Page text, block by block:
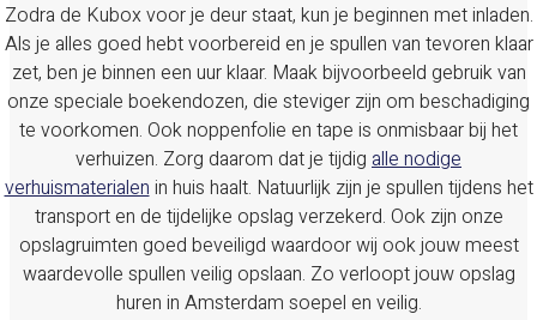
Zodra de Kubox voor je deur staat, kun je beginnen met inladen.
Als je alles goed hebt voorbereid en je spullen van tevoren klaar
zet, ben je binnen een uur klaar. Maak bijvoorbeeld gebruik van
onze speciale boekendozen, die steviger zijn om beschadiging
te voorkomen. Ook noppenfolie en tape is onmisbaar bij het
verhuizen. Zorg daarom dat je tijdig alle nodige
verhuismaterialenin huis haalt. Natuurlijk zijn je spullen tijdens het
transport en de tijdelijke opslag verzekerd. Ook zijn onze
opslagruimten goed beveiligd waardoor wij ook jouw meest
waardevolle spullen veilig opslaan. Zo verloopt jouw opslag
huren in Amsterdam soepel en veilig.